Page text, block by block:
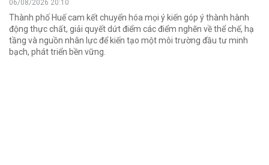
06/08/2026 20:10
Thành phố Huế cam kết chuyển hóa mọi ý kiến góp ý thành hành
động thực chất, giải quyết dứt điểm các điểm nghẽn về thể chế, hạ
tầng và nguồn nhân lực để kiến tạo một môi trường đầu tư minh
bạch, phát triển bền vững.